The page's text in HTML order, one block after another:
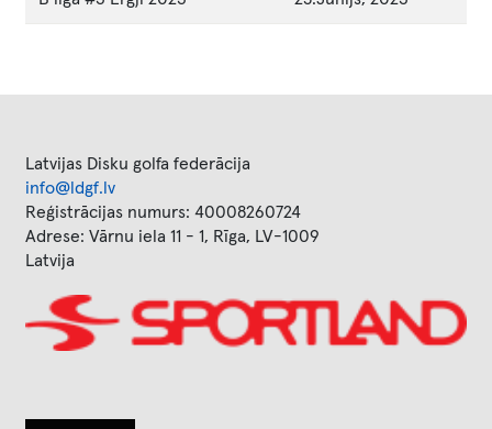
Latvijas Disku golfa federācija
info@ldgf.lv
Reģistrācijas numurs: 40008260724
Adrese: Vārnu iela 11 - 1, Rīga, LV-1009
Latvija
Image